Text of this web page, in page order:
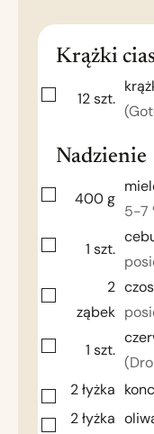
Krążki
12szt.
Nadzienie
400g
5-7
1 szt.
2
ząbek
1 szt.
2łyżka
2łyżka